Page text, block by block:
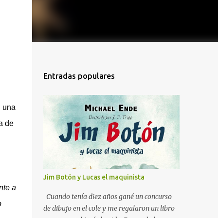
una
de
a
Entradas populares
Jim Botón y Lucas el maquinista
Cuando tenía diez años gané un concurso
de dibujo en el cole y me regalaron un libro